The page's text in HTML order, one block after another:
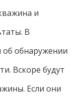
и
В
обнаружении
Вскоре будут
Если они